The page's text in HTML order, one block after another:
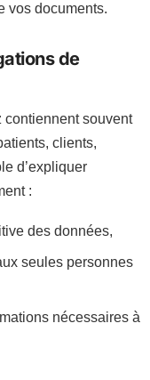
vos documents.
de
contiennent souvent
clients,
d’expliquer
:
des données,
seules personnes
nécessaires à